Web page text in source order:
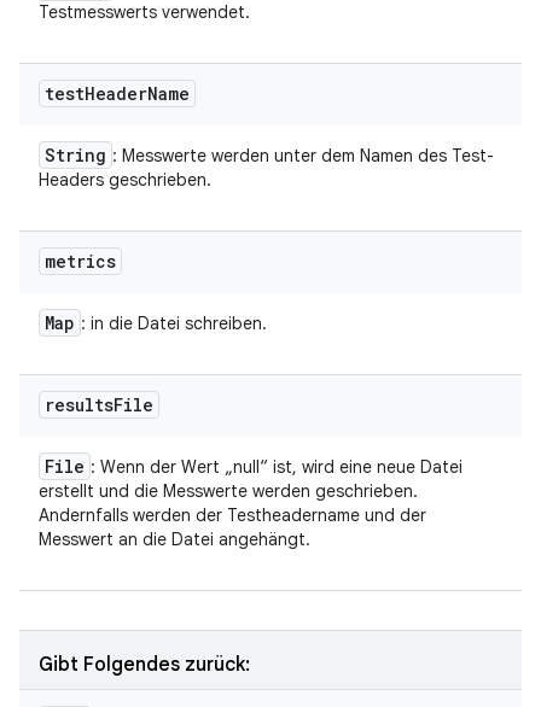
Testmesswerts verwendet.
testHeaderName
String : Messwerte werden unter dem Namen des Test-
Headers geschrieben.
metrics
Map : in die Datei schreiben.
resultsFile
File : Wenn der Wert „null“ ist, wird eine neue Datei
erstellt und die Messwerte werden geschrieben.
Andernfalls werden der Testheadername und der
Messwert an die Datei angehängt.
Gibt Folgendes zurück: